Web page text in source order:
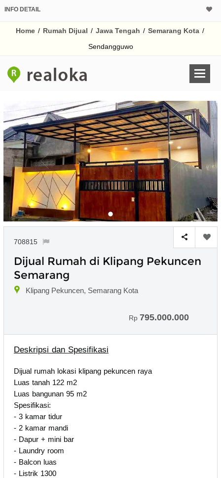
INFO DETAIL
Home / Rumah Dijual / Jawa Tengah / Semarang Kota /
Sendangguwo
708815
Dijual Rumah di Klipang Pekuncen
Semarang
Klipang Pekuncen, Semarang Kota
Rp 795.000.000
Deskripsi dan Spesifikasi
Dijual rumah lokasi klipang pekuncen raya
Luas tanah 122 m2
Luas bangunan 95 m2
Spesifikasi:
- 3 kamar tidur
- 2 kamar mandi
- Dapur + mini bar
- Laundry room
- Balcon luas
- Listrik 1300
Harga Rp
% /th
Untuk hasil simulasi
pada kotak-